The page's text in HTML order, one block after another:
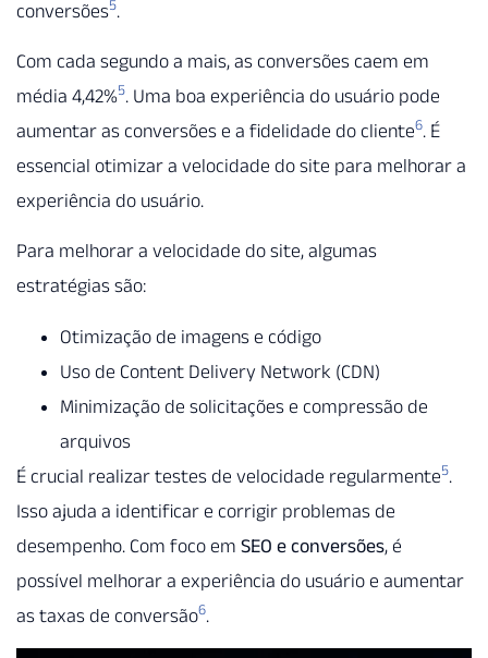
conversões5.
Com cada segundo a mais, as conversões caem em
média 4,42%5. Uma boa experiência do usuário pode
aumentar as conversões e a fidelidade do cliente6. É
essencial otimizar a velocidade do site para melhorar a
experiência do usuário.
Para melhorar a velocidade do site, algumas
estratégias são:
Otimização de imagens e código
Uso de Content Delivery Network (CDN)
Minimização de solicitações e compressão de
arquivos
É crucial realizar testes de velocidade regularmente5.
Isso ajuda a identificar e corrigir problemas de
desempenho. Com foco em SEO e conversões, é
possível melhorar a experiência do usuário e aumentar
as taxas de conversão6.